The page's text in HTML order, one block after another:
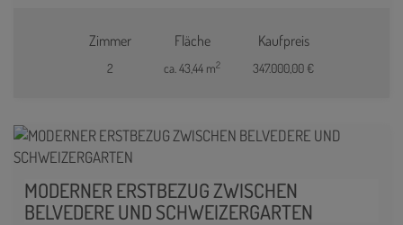
Zimmer
2
Fläche
ca. 43,44 m2
Kaufpreis
347.000,00 €
MODERNER ERSTBEZUG ZWISCHEN
BELVEDERE UND SCHWEIZERGARTEN